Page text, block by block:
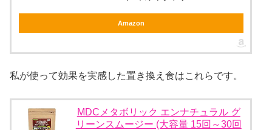
Amazon
私が使って効果を実感した置き換え食はこれらです。
MDCメタボリック エンナチュラル グ
リーンスムージー (大容量 15回～30回